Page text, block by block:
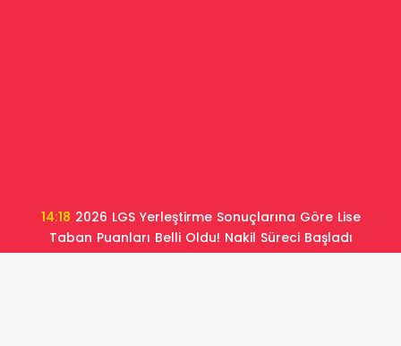
14:18
Taban Puanları Belli Oldu! Nakil Süreci Başladı